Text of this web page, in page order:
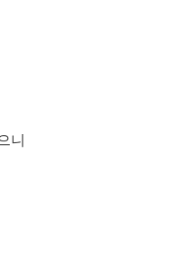
니